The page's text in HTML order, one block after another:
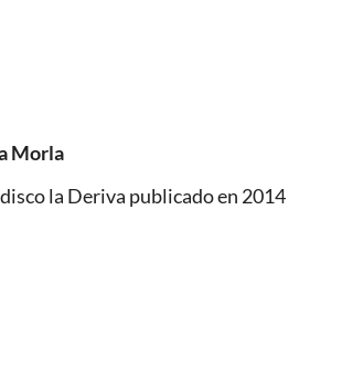
Morla
la Deriva publicado en 2014